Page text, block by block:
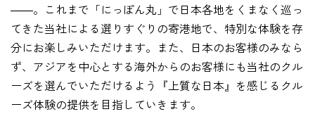
――。これまで「にっぽん丸」で日本各地をくまなく巡っ
てきた当社による選りすぐりの寄港地で、特別な体験を存
分にお楽しみいただけます。また、日本のお客様のみなら
ず、アジアを中心とする海外からのお客様にも当社のクル
ーズを選んでいただけるよう『上質な日本』を感じるクル
ーズ体験の提供を目指していきます。